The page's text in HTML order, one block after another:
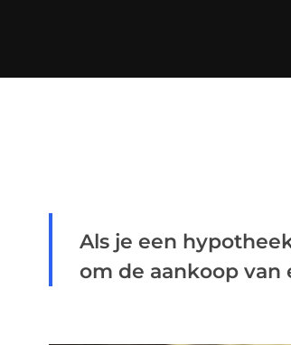
Als je een
om de aankoop van